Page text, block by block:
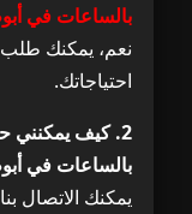
بالساعات في
نعم، يمكنك
احتياجاتك.
2. كيف
بالساعات في